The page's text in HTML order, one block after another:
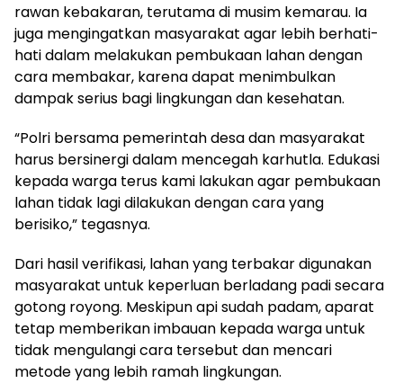
rawan kebakaran, terutama di musim kemarau. Ia
juga mengingatkan masyarakat agar lebih berhati-
hati dalam melakukan pembukaan lahan dengan
cara membakar, karena dapat menimbulkan
dampak serius bagi lingkungan dan kesehatan.
“Polri bersama pemerintah desa dan masyarakat
harus bersinergi dalam mencegah karhutla. Edukasi
kepada warga terus kami lakukan agar pembukaan
lahan tidak lagi dilakukan dengan cara yang
berisiko,” tegasnya.
Dari hasil verifikasi, lahan yang terbakar digunakan
masyarakat untuk keperluan berladang padi secara
gotong royong. Meskipun api sudah padam, aparat
tetap memberikan imbauan kepada warga untuk
tidak mengulangi cara tersebut dan mencari
metode yang lebih ramah lingkungan.